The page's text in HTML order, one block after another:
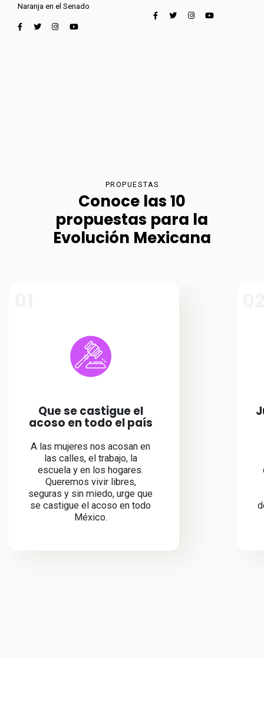
Naranja en el Senado
PROPUESTAS
Conoce las 10
propuestas para la
Evolución Mexicana
Que se castigue el
acoso en todo el país
A las mujeres nos acosan en
las calles, el trabajo, la
escuela y en los hogares.
Queremos vivir libres,
seguras y sin miedo, urge que
se castigue el acoso en todo
México.